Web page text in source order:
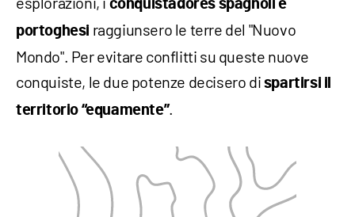
conquistadores spagnoli e
portoghesi raggiunsero le terre del "Nuovo
Mondo". Per evitare conflitti su queste nuove
conquiste, le due potenze decisero di spartirsi il
territorio “equamente”.